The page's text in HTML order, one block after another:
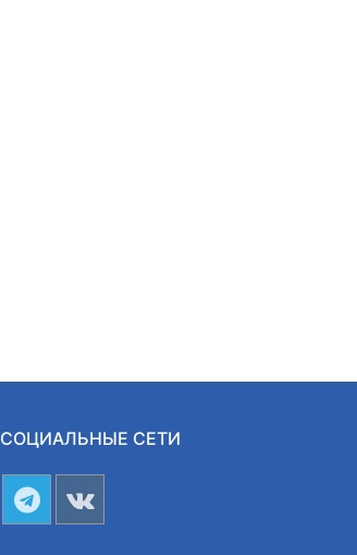
СОЦИАЛЬНЫЕ СЕТИ